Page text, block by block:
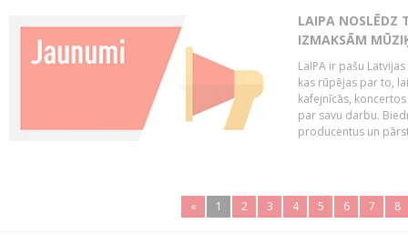
LAIPA NOSLĒDZ
IZMAKSĀM
LaIPA ir pašu
kas rūpējas par to,
kafejnīcās,
par savu darbu.
producentus un
« 1 2 3 4 5 6 7 8